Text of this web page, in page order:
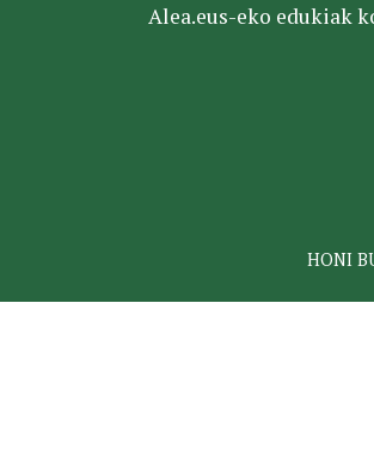
Alea.eus-eko edukiak
HONI